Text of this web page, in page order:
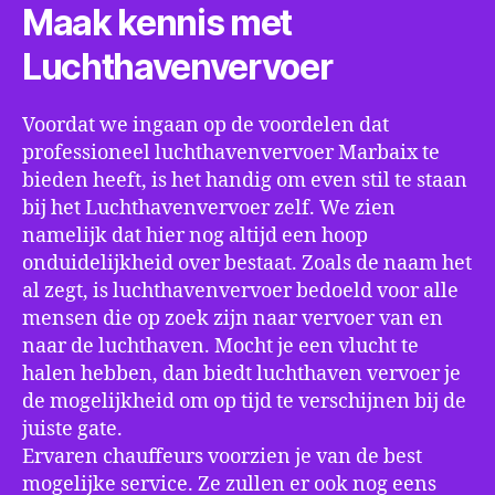
Maak kennis met
Luchthavenvervoer
Voordat we ingaan op de voordelen dat
professioneel luchthavenvervoer Marbaix te
bieden heeft, is het handig om even stil te staan
bij het Luchthavenvervoer zelf. We zien
namelijk dat hier nog altijd een hoop
onduidelijkheid over bestaat. Zoals de naam het
al zegt, is luchthavenvervoer bedoeld voor alle
mensen die op zoek zijn naar vervoer van en
naar de luchthaven. Mocht je een vlucht te
halen hebben, dan biedt luchthaven vervoer je
de mogelijkheid om op tijd te verschijnen bij de
juiste gate.
Ervaren chauffeurs voorzien je van de best
mogelijke service. Ze zullen er ook nog eens